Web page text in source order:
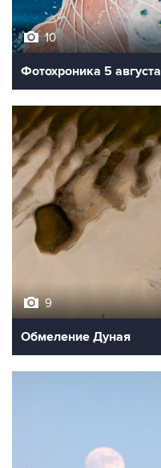
10
Фотохроника 5 августа
9
Обмеление Дуная